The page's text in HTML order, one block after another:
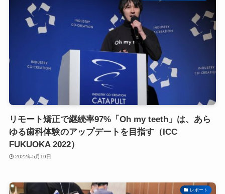
リモート矯正で継続率97%「Oh my teeth」は、あら
ゆる歯科体験のアップデートを目指す（ICC
FUKUOKA 2022）
2022年5月19日
レポート